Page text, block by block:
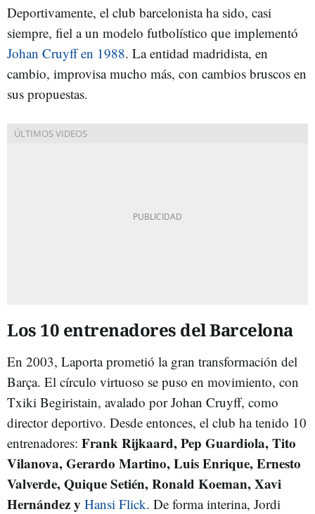
Deportivamente, el club barcelonista ha sido, casi
siempre, fiel a un modelo futbolístico que implementó
Johan Cruyff en 1988. La entidad madridista, en
cambio, improvisa mucho más, con cambios bruscos en
sus propuestas.
Los 10 entrenadores del Barcelona
En 2003, Laporta prometió la gran transformación del
Barça. El círculo virtuoso se puso en movimiento, con
Txiki Begiristain, avalado por Johan Cruyff, como
director deportivo. Desde entonces, el club ha tenido 10
entrenadores: Frank Rijkaard, Pep Guardiola, Tito
Vilanova, Gerardo Martino, Luis Enrique, Ernesto
Valverde, Quique Setién, Ronald Koeman, Xavi
Hernández y Hansi Flick. De forma interina, Jordi